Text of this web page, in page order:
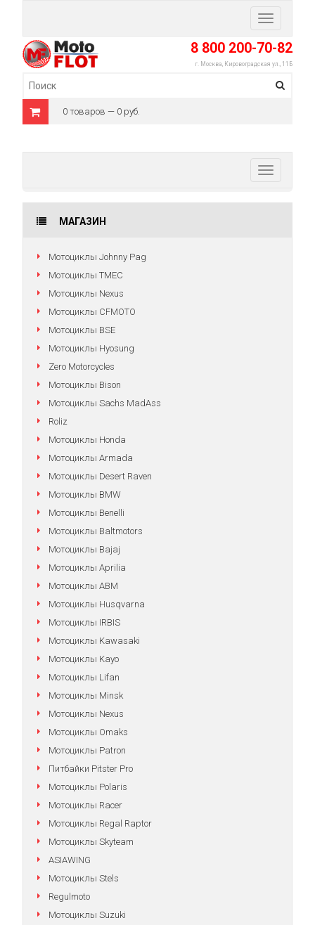
Toggle
navigation
8 800 200-70-82
г. Москва, Кировоградская ул., 11Б
0 товаров — 0 руб.
Toggle
navigation
МАГАЗИН
Мотоциклы Johnny Pag
Мотоциклы TMEC
Мотоциклы Nexus
Мотоциклы CFMOTO
Мотоциклы BSE
Мотоциклы Hyosung
Zero Motorcycles
Мотоциклы Bison
Мотоциклы Sachs MadAss
Roliz
Мотоциклы Honda
Мотоциклы Armada
Мотоциклы Desert Raven
Мотоциклы BMW
Мотоциклы Benelli
Мотоциклы Baltmotors
Мотоциклы Bajaj
Мотоциклы Aprilia
Мотоциклы АВМ
Мотоциклы Husqvarna
Мотоциклы IRBIS
Мотоциклы Kawasaki
Мотоциклы Kayo
Мотоциклы Lifan
Мотоциклы Minsk
Мотоциклы Nexus
Мотоциклы Omaks
Мотоциклы Patron
Питбайки Pitster Pro
Мотоциклы Polaris
Мотоциклы Racer
Мотоциклы Regal Raptor
Мотоциклы Skyteam
ASIAWING
Мотоциклы Stels
Regulmoto
Мотоциклы Suzuki